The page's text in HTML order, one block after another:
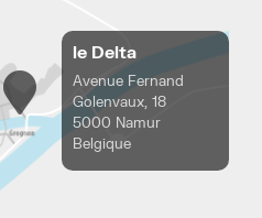
le Delta
Avenue Fernand
Golenvaux, 18
5000 Namur
Belgique